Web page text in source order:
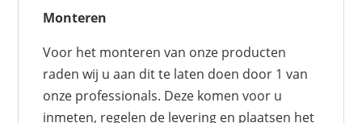
Monteren
Voor het monteren van onze producten
raden wij u aan dit te laten doen door 1 van
onze professionals. Deze komen voor u
inmeten, regelen de levering en plaatsen het